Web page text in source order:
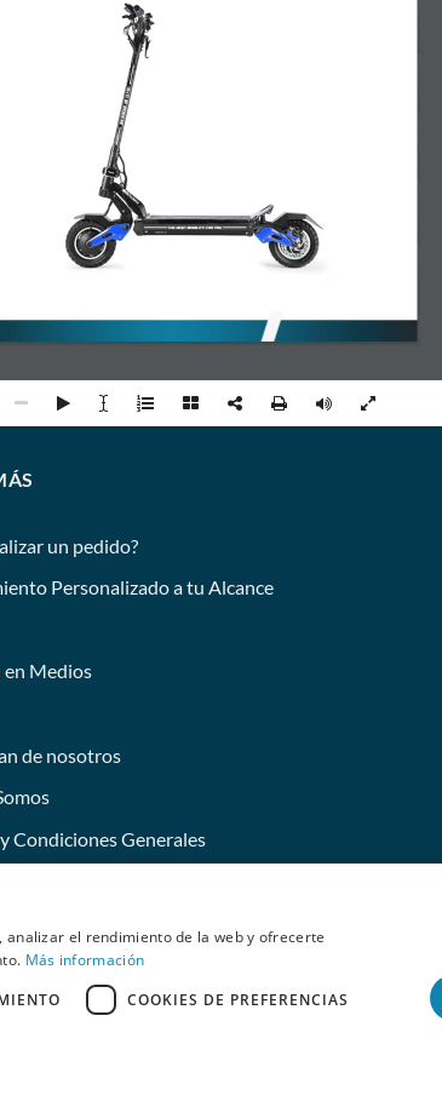
un pedido?
Personalizado a tu Alcance
Medios
de nosotros
Condiciones Generales
FITNESS DEPORTE ACUÁTICO REACONDICIONADOS
el rendimiento de la web y ofrecerte
Más información
COOKIES DE PREFERENCIAS